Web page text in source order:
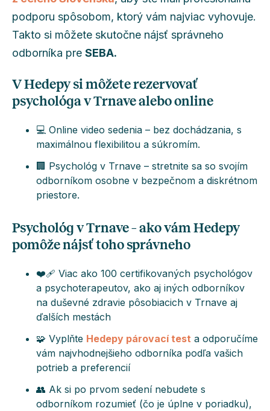
podporu spôsobom, ktorý vám najviac vyhovuje.
Takto si môžete skutočne nájsť správneho
odborníka pre SEBA.
V Hedepy si môžete rezervovať
psychológa v Trnave alebo online
💻 Online video sedenia – bez dochádzania, s
maximálnou flexibilitou a súkromím.
🏢 Psychológ v Trnave – stretnite sa so svojím
odborníkom osobne v bezpečnom a diskrétnom
priestore.
Psychológ v Trnave – ako vám Hedepy
pomôže nájsť toho správneho
❤️‍🩹 Viac ako 100 certifikovaných psychológov
a psychoterapeutov, ako aj iných odborníkov
na duševné zdravie pôsobiacich v Trnave aj
ďalších mestách
🧩 Vyplňte Hedepy párovací test a odporučíme
vám najvhodnejšieho odborníka podľa vašich
potrieb a preferencií
👥 Ak si po prvom sedení nebudete s
odborníkom rozumieť (čo je úplne v poriadku),